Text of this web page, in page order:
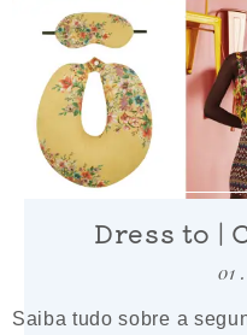
Dress to |
01
Saiba tudo sobre a